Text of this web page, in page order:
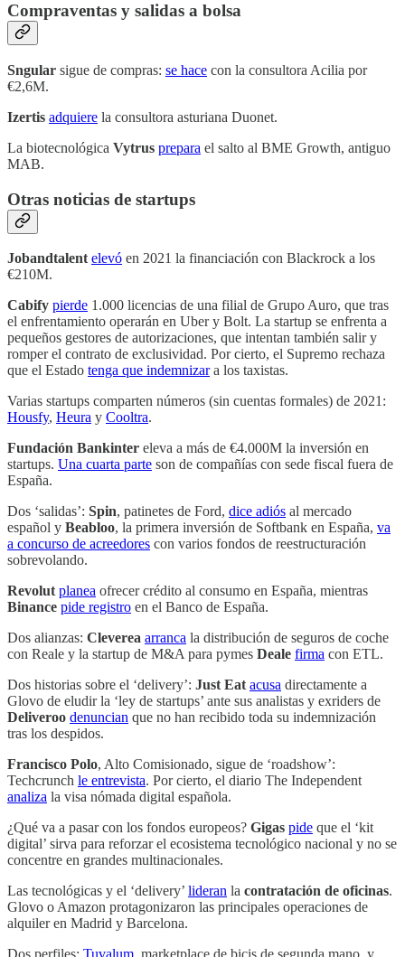
Compraventas y salidas a bolsa
Sngular sigue de compras: se hace con la consultora Acilia por
€2,6M.
Izertis adquiere la consultora asturiana Duonet.
La biotecnológica Vytrus prepara el salto al BME Growth, antiguo
MAB.
Otras noticias de startups
Jobandtalent elevó en 2021 la financiación con Blackrock a los
€210M.
Cabify pierde 1.000 licencias de una filial de Grupo Auro, que tras
el enfrentamiento operarán en Uber y Bolt. La startup se enfrenta a
pequeños gestores de autorizaciones, que intentan también salir y
romper el contrato de exclusividad. Por cierto, el Supremo rechaza
que el Estado tenga que indemnizara los taxistas.
Varias startups comparten números (sin cuentas formales) de 2021:
Housfy, Heura y Cooltra.
Fundación Bankinter eleva a más de €4.000M la inversión en
startups. Una cuarta parte son de compañías con sede fiscal fuera de
España.
Dos ‘salidas’: Spin, patinetes de Ford, dice adiós al mercado
español y Beabloo, la primera inversión de Softbank en España, va
a concurso de acreedores con varios fondos de reestructuración
sobrevolando.
Revolut planea ofrecer crédito al consumo en España, mientras
Binance pide registro en el Banco de España.
Dos alianzas: Cleverea arranca la distribución de seguros de coche
con Reale y la startup de M&A para pymes Deale firma con ETL.
Dos historias sobre el ‘delivery’: Just Eat acusa directamente a
Glovo de eludir la ‘ley de startups’ ante sus analistas y exriders de
Deliveroo denuncian que no han recibido toda su indemnización
tras los despidos.
Francisco Polo, Alto Comisionado, sigue de ‘roadshow’:
Techcrunch le entrevista. Por cierto, el diario The Independent
analiza la visa nómada digital española.
¿Qué va a pasar con los fondos europeos? Gigas pide que el ‘kit
digital’ sirva para reforzar el ecosistema tecnológico nacional y no se
concentre en grandes multinacionales.
Las tecnológicas y el ‘delivery’ lideran la contratación de oficinas.
Glovo o Amazon protagonizaron las principales operaciones de
alquiler en Madrid y Barcelona.